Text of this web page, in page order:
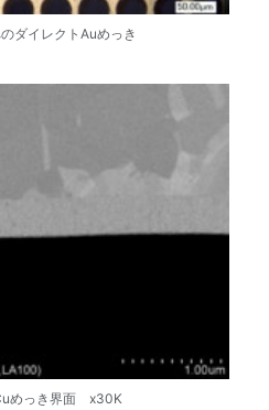
ダイレクトAuめっき
めっき界面 x30K